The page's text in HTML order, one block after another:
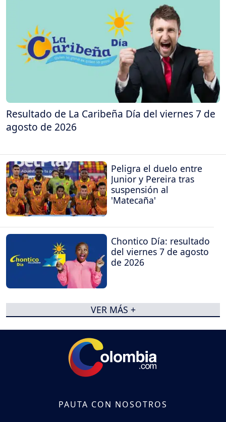
Resultado de La Caribeña Día del viernes 7 de
agosto de 2026
Peligra el duelo entre
Junior y Pereira tras
suspensión al
'Matecaña'
Chontico Día: resultado
del viernes 7 de agosto
de 2026
VER MÁS +
PAUTA CON NOSOTROS